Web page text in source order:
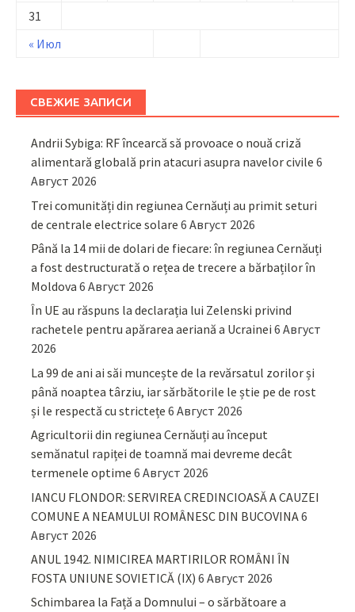
« Июл
31
СВЕЖИЕ ЗАПИСИ
Andrii Sybiga: RF încearcă să provoace o nouă criză
alimentară globală prin atacuri asupra navelor civile 6
Август 2026
Trei comunități din regiunea Cernăuți au primit seturi
de centrale electrice solare 6 Август 2026
Până la 14 mii de dolari de fiecare: în regiunea Cernăuți
a fost destructurată o rețea de trecere a bărbaților în
Moldova 6 Август 2026
În UE au răspuns la declarația lui Zelenski privind
rachetele pentru apărarea aeriană a Ucrainei 6 Август
2026
La 99 de ani ai săi muncește de la revărsatul zorilor și
până noaptea târziu, iar sărbătorile le știe pe de rost
și le respectă cu strictețe 6 Август 2026
Agricultorii din regiunea Cernăuți au început
semănatul rapiței de toamnă mai devreme decât
termenele optime 6 Август 2026
IANCU FLONDOR: SERVIREA CREDINCIOASĂ A CAUZEI
COMUNE A NEAMULUI ROMÂNESC DIN BUCOVINA6
Август 2026
ANUL 1942. NIMICIREA MARTIRILOR ROMÂNI ÎN
FOSTA UNIUNE SOVIETICĂ (IX) 6 Август 2026
Schimbarea la Față a Domnului – o sărbătoare a